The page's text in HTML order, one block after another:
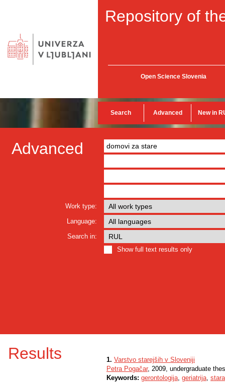
Repository of
Open Science Slovenia
Search Advanced New in
Advanced
Work type:
Language:
Search in:
Show full text results only
Results 1. Varstvo starejših v Sloveniji
Petra Pogačar, 2009, undergraduate
Keywords: gerontologija, geriatrija,